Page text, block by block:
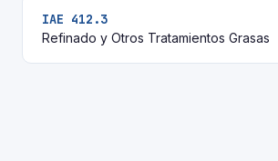
IAE 412.3
Refinado y Otros Tratamientos Grasas